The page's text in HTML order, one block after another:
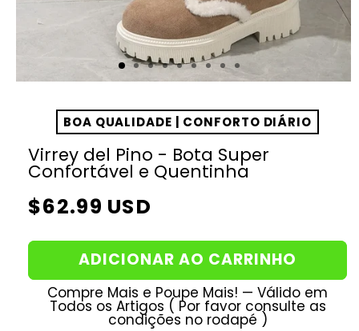
BOA QUALIDADE | CONFORTO DIÁRIO
Virrey del Pino - Bota Super
Confortável e Quentinha
Preço
$62.99 USD
ADICIONAR AO CARRINHO
Compre Mais e Poupe Mais! — Válido em
Todos os Artigos ( Por favor consulte as
condições no rodapé )